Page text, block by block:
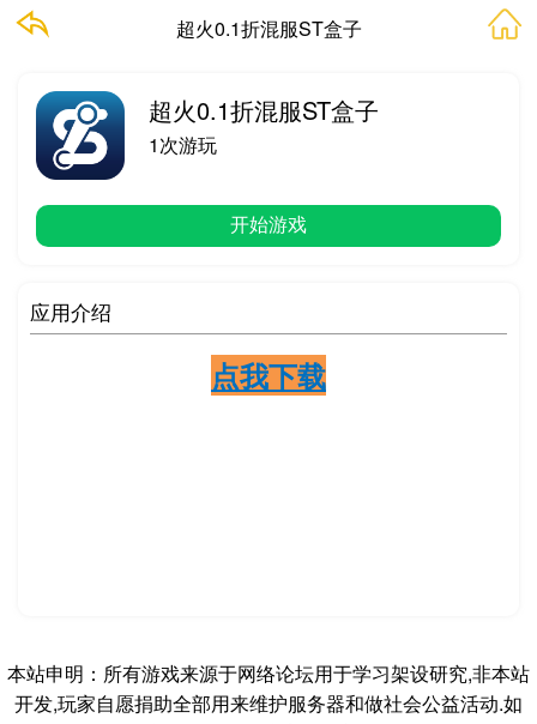
超火0.1折混服ST盒子
超火0.1折混服ST盒子
1次游玩
开始游戏
应用介绍
点我下载
本站申明：所有游戏来源于网络论坛用于学习架设研究,非本站
开发,玩家自愿捐助全部用来维护服务器和做社会公益活动.如